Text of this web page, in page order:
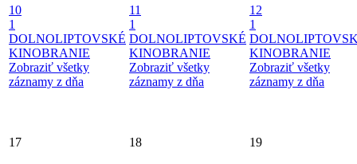
10
1
DOLNOLIPTOVSKÉ
KINOBRANIE
Zobraziť všetky
záznamy z dňa
11
1
DOLNOLIPTOVSKÉ
KINOBRANIE
Zobraziť všetky
záznamy z dňa
12
1
KINOBRANIE
Zobraziť všetky
záznamy z dňa
17 18 19